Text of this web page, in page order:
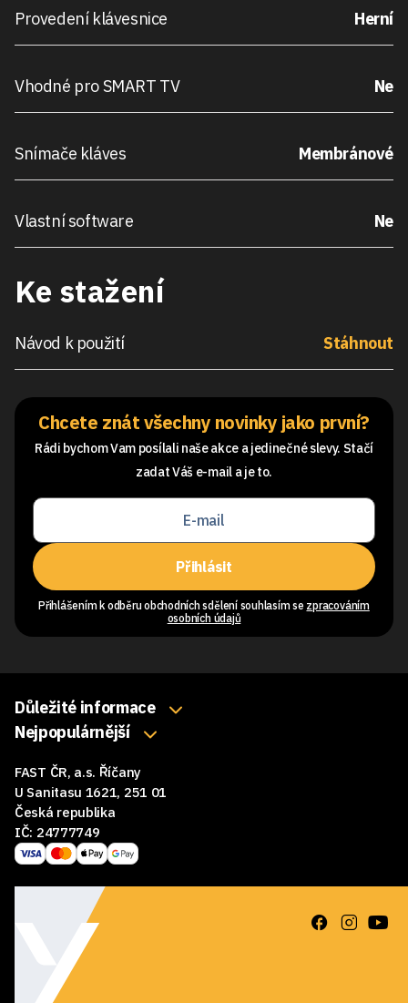
Provedení klávesnice Herní
Vhodné pro SMART TV Ne
Snímače kláves Membránové
Vlastní software Ne
Ke stažení
Návod k použití Stáhnout
Chcete znát všechny novinky jako první?
Rádi bychom Vam posílali naše akce a jedinečné slevy. Stačí
zadat Váš e-mail a je to.
Přihlásit
Přihlášením k odběru obchodních sdělení souhlasím se zpracováním
osobních údajů
Důležité informace
O nás
Obchodní podmínky
Reklamace a vrácení zboží
GDPR
Nejpopulárnější
Sluchátka
Reproduktory
FAST ČR, a.s. Říčany
U Sanitasu 1621, 251 01
Česká republika
IČ: 24777749